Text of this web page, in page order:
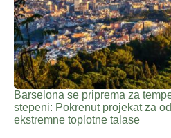
Barselona se priprema za
stepeni: Pokrenut projekat za
ekstremne toplotne talase